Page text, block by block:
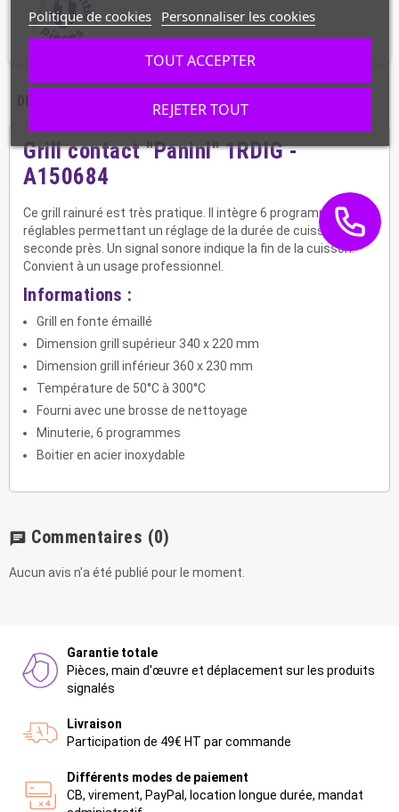
CARACTÉRISTIQUES
Grill contact "Panini" 1RDIG -
A150684
Ce grill rainuré est très pratique. Il intègre 6 programmes
réglables permettant un réglage de la durée de cuisson à la
seconde près. Un signal sonore indique la fin de la cuisson.
Convient à un usage professionnel.
Informations :
Grill en fonte émaillé
Dimension grill supérieur 340 x 220 mm
Dimension grill inférieur 360 x 230 mm
Température de 50°C à 300°C
Fourni avec une brosse de nettoyage
Minuterie, 6 programmes
Boitier en acier inoxydable
chat Commentaires (0)
Aucun avis n'a été publié pour le moment.
Garantie totale
Pièces, main d'œuvre et déplacement sur les produits
signalés
Livraison
Participation de 49€ HT par commande
Différents modes de paiement
CB, virement, PayPal, location longue durée, mandat
Politique de cookies Personnaliser les cookies
REJETER TOUT
TOUT ACCEPTER